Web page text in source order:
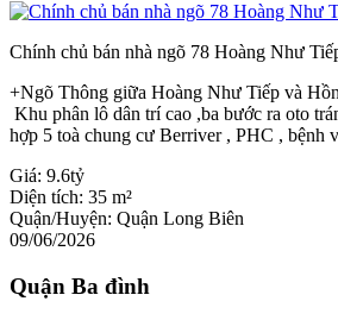
Chính chủ bán nhà ngõ 78 Hoàng Như
+Ngõ Thông giữa Hoàng Như Tiếp và
Khu phân lô dân trí cao ,ba bước ra oto
hợp 5 toà chung cư Berriver , PHC , bệnh
Giá: 9.6tỷ
Diện tích: 35 m²
Quận/Huyện: Quận Long Biên
09/06/2026
Quận Ba đình